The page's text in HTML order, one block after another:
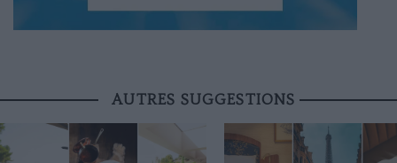
AUTRES SUGGESTIONS